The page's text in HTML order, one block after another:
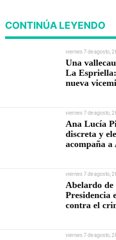
CONTINÚA LEYENDO
viernes 7 de agosto,
Una
La
nueva
viernes 7 de agosto,
Ana Lucía
discreta y
acompaña
viernes 7 de agosto,
Abelardo
Presidencia
contra el
viernes 7 de agosto,